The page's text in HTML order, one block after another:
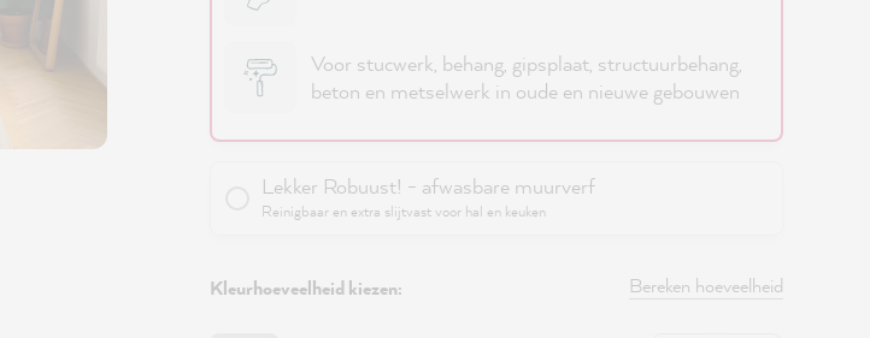
Voor stucwerk, behang, gipsplaat, structuurbehang,
beton en metselwerk in oude en nieuwe gebouwen
Lekker Robuust! - afwasbare muurverf
Reinigbaar en extra slijtvast voor hal en keuken
Kleurhoeveelheid kiezen: Bereken hoeveelheid